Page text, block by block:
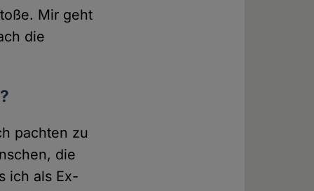
Mir geht
die
pachten zu
die
ich als Ex-